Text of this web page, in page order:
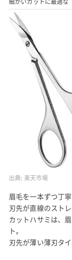
出典: 楽天市場
眉毛を一本ずつ丁
刃先が直線のストレ
カットハサミは、
ト。
刃先が薄い薄刃タ